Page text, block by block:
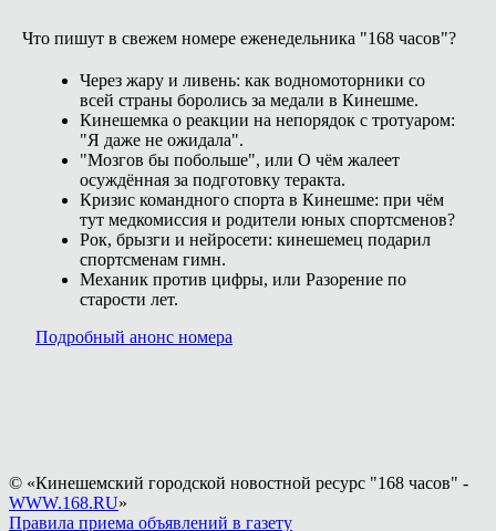
Что пишут в свежем номере еженедельника "168 часов"?
Через жару и ливень: как водномоторники со
всей страны боролись за медали в Кинешме.
Кинешемка о реакции на непорядок с тротуаром:
"Я даже не ожидала".
"Мозгов бы побольше", или О чём жалеет
осуждённая за подготовку теракта.
Кризис командного спорта в Кинешме: при чём
тут медкомиссия и родители юных спортсменов?
Рок, брызги и нейросети: кинешемец подарил
спортсменам гимн.
Механик против цифры, или Разорение по
старости лет.
Подробный анонс номера
© «Кинешемский городской новостной ресурс "168 часов" -
WWW.168.RU»
Правила приема объявлений в газету